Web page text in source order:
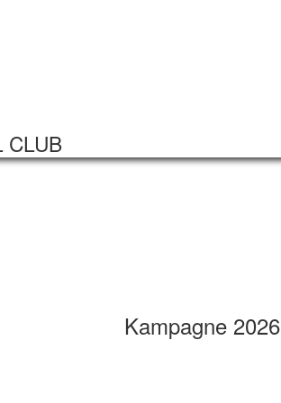
CLUB
Kampagne 2026